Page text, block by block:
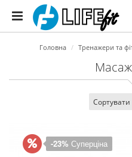
Головна Тренажери та
Сортувати
-23% Суперціна